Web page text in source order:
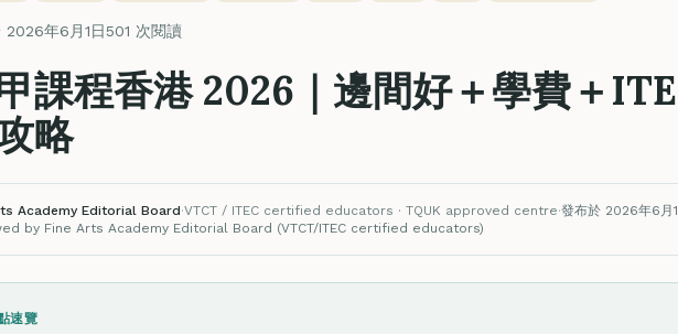
2026年6月1日501 次閱讀
課程香港 2026｜邊間好＋學費＋
略
Academy Editorial Board·VTCT / ITEC certified educators · TQUK approved centre·發布於 2026年6月
by Fine Arts Academy Editorial Board (VTCT/ITEC certified educators)
速覽